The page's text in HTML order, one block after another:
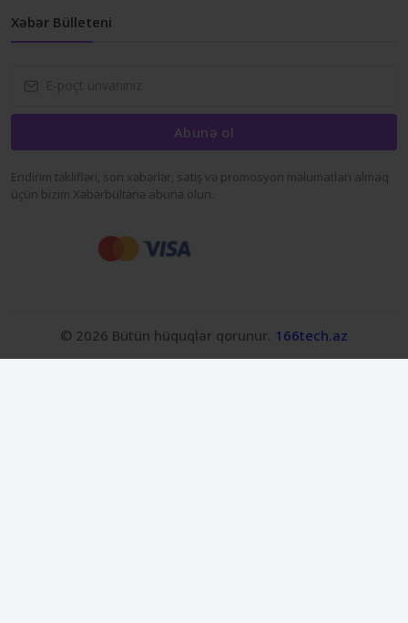
Xəbər Bülleteni
Abunə ol
Endirim təklifləri, son xəbərlər, satış və promosyon məlumatları almaq
üçün bizim Xəbərbültənə abunə olun.
© 2026 Bütün hüquqlar qorunur. 166tech.az